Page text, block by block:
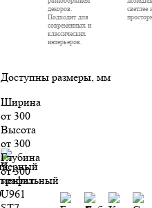
декоров.
Подходит для
современных и
классических
интерьеров.
светлее
Доступны размеры, мм
Ширина
от 300
Высота
от 300
Глубина
от 300